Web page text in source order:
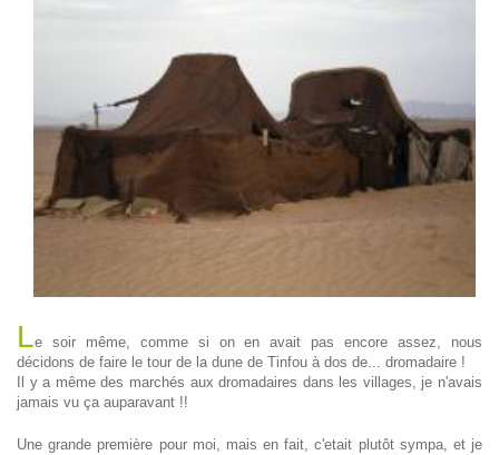
Le soir même, comme si on en avait pas encore assez, nous
décidons de faire le tour de la dune de Tinfou à dos de... dromadaire !
Il y a même des marchés aux dromadaires dans les villages, je n'avais
jamais vu ça auparavant !!
Une grande première pour moi, mais en fait, c'etait plutôt sympa, et je